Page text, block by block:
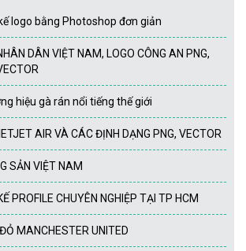
logo bằng Photoshop đơn giản
DÂN VIỆT NAM, LOGO CÔNG AN PNG,
hiệu gà rán nổi tiếng thế giới
AIR VÀ CÁC ĐỊNH DẠNG PNG, VECTOR
SẢN VIỆT NAM
PROFILE CHUYÊN NGHIỆP TẠI TP HCM
MANCHESTER UNITED